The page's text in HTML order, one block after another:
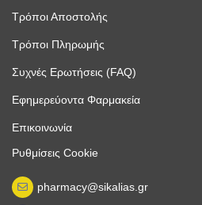
Τρόποι Αποστολής
Τρόποι Πληρωμής
Συχνές Ερωτήσεις (FAQ)
Εφημερεύοντα Φαρμακεία
Επικοινωνία
Ρυθμίσεις Cookie
pharmacy@sikalias.gr